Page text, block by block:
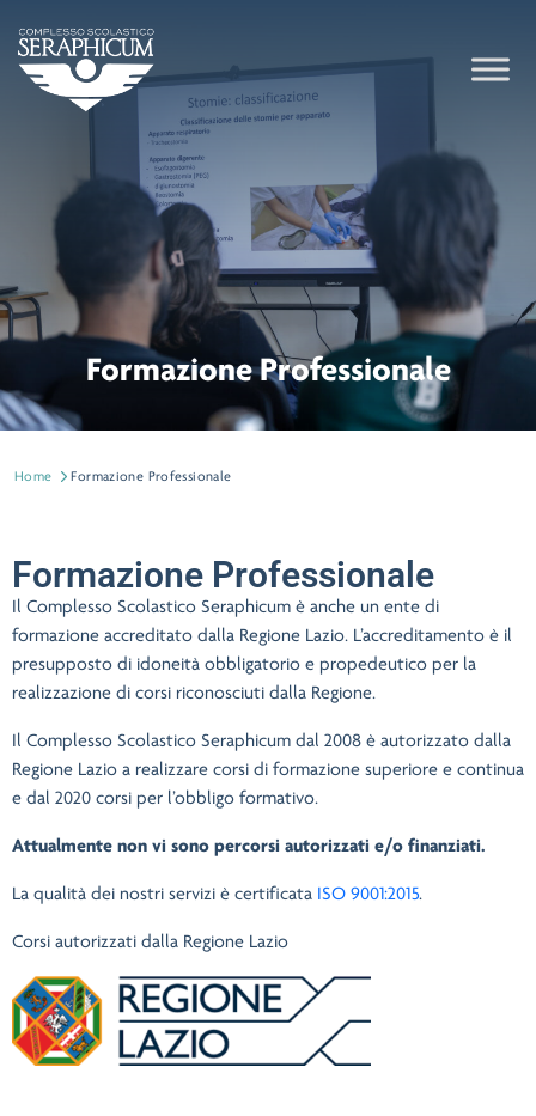
Formazione Professionale
Home Formazione Professionale
Formazione Professionale
Il Complesso Scolastico Seraphicum è anche un ente di
formazione accreditato dalla Regione Lazio. L’accreditamento è il
presupposto di idoneità obbligatorio e propedeutico per la
realizzazione di corsi riconosciuti dalla Regione.
Il Complesso Scolastico Seraphicum dal 2008 è autorizzato dalla
Regione Lazio a realizzare corsi di formazione superiore e continua
e dal 2020 corsi per l’obbligo formativo.
Attualmente non vi sono percorsi autorizzati e/o finanziati.
La qualità dei nostri servizi è certificata ISO 9001:2015.
Corsi autorizzati dalla Regione Lazio